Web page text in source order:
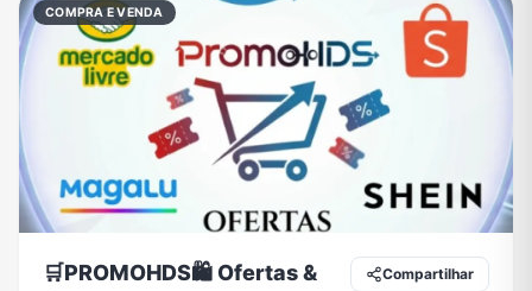
Notícias Outros Política Profissões
Redes Sociais Religião
COMPRA E VENDA
🛒PROMOHDS🛍️ Ofertas &
Compartilhar